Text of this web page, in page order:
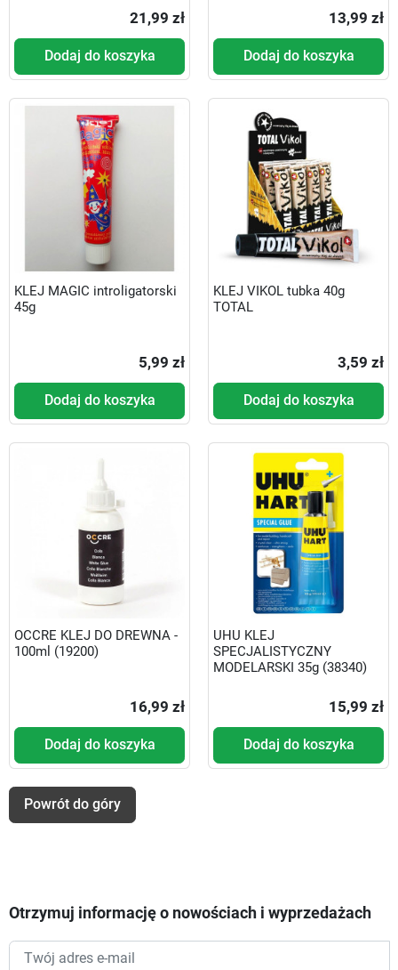
21,99 zł
Dodaj do koszyka
13,99 zł
Dodaj do koszyka
KLEJ MAGIC introligatorski
45g
5,99 zł
Dodaj do koszyka
KLEJ VIKOL tubka 40g
TOTAL
3,59 zł
Dodaj do koszyka
OCCRE KLEJ DO DREWNA -
100ml (19200)
16,99 zł
Dodaj do koszyka
UHU KLEJ
SPECJALISTYCZNY
MODELARSKI 35g (38340)
15,99 zł
Dodaj do koszyka
Powrót do góry
Otrzymuj informację o nowościach i wyprzedażach